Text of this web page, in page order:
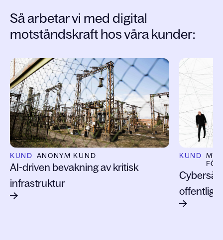
Så arbetar vi med digital
motståndskraft hos våra kunder:
Slide 1 of 2
KUND ANONYM KUND
AI-driven bevakning av kritisk
infrastruktur
KUND
offentlig